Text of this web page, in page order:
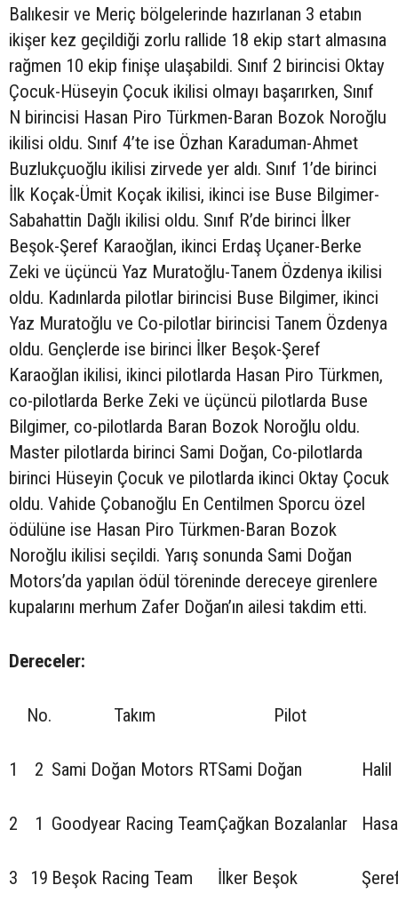
Balıkesir ve Meriç bölgelerinde hazırlanan 3 etabın
ikişer kez geçildiği zorlu rallide 18 ekip start almasına
rağmen 10 ekip finişe ulaşabildi. Sınıf 2 birincisi Oktay
Çocuk-Hüseyin Çocuk ikilisi olmayı başarırken, Sınıf
N birincisi Hasan Piro Türkmen-Baran Bozok Noroğlu
ikilisi oldu. Sınıf 4’te ise Özhan Karaduman-Ahmet
Buzlukçuoğlu ikilisi zirvede yer aldı. Sınıf 1’de birinci
İlk Koçak-Ümit Koçak ikilisi, ikinci ise Buse Bilgimer-
Sabahattin Dağlı ikilisi oldu. Sınıf R’de birinci İlker
Beşok-Şeref Karaoğlan, ikinci Erdaş Uçaner-Berke
Zeki ve üçüncü Yaz Muratoğlu-Tanem Özdenya ikilisi
oldu. Kadınlarda pilotlar birincisi Buse Bilgimer, ikinci
Yaz Muratoğlu ve Co-pilotlar birincisi Tanem Özdenya
oldu. Gençlerde ise birinci İlker Beşok-Şeref
Karaoğlan ikilisi, ikinci pilotlarda Hasan Piro Türkmen,
co-pilotlarda Berke Zeki ve üçüncü pilotlarda Buse
Bilgimer, co-pilotlarda Baran Bozok Noroğlu oldu.
Master pilotlarda birinci Sami Doğan, Co-pilotlarda
birinci Hüseyin Çocuk ve pilotlarda ikinci Oktay Çocuk
oldu. Vahide Çobanoğlu En Centilmen Sporcu özel
ödülüne ise Hasan Piro Türkmen-Baran Bozok
Noroğlu ikilisi seçildi. Yarış sonunda Sami Doğan
Motors’da yapılan ödül töreninde dereceye girenlere
kupalarını merhum Zafer Doğan’ın ailesi takdim etti.
Dereceler:
No. Takım Pilot
1 2 Sami Doğan Motors RTSami Doğan Halil
2 1 Goodyear Racing TeamÇağkan Bozalanlar
3 19 Beşok Racing Team İlker Beşok